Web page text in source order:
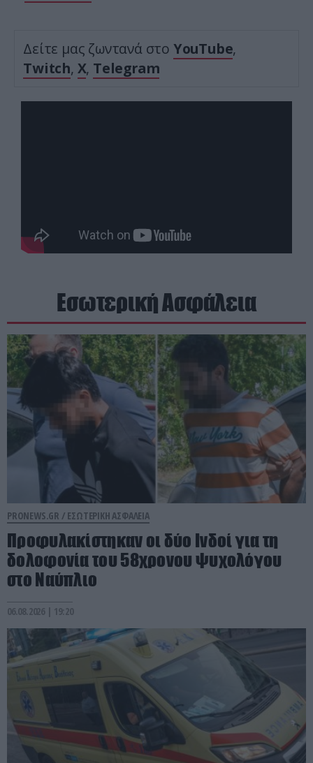
Δείτε μας ζωντανά στο YouTube,
Twitch, X, Telegram
Εσωτερική Ασφάλεια
PRONEWS.GR / ΕΣΩΤΕΡΙΚΗ ΑΣΦΑΛΕΙΑ
Προφυλακίστηκαν οι δύο Ινδοί για τη
δολοφονία του 58χρονου ψυχολόγου
στο Ναύπλιο
06.08.2026 | 19:20